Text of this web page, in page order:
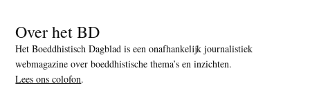
Over het BD
Het Boeddhistisch Dagblad is een onafhankelijk journalistiek
webmagazine over boeddhistische thema’s en inzichten.
Lees ons colofon.